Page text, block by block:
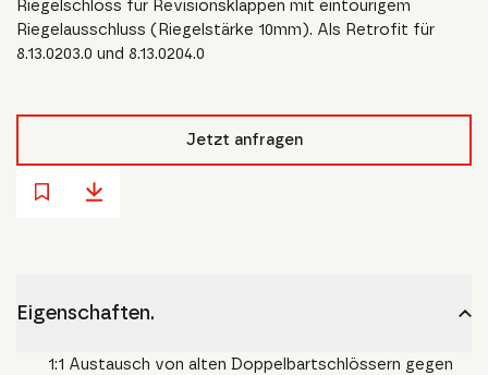
Riegelschloss für Revisionsklappen mit eintourigem
Riegelausschluss (Riegelstärke 10mm). Als Retrofit für
8.13.0203.0 und 8.13.0204.0
Jetzt anfragen
Eigenschaften.
1:1 Austausch von alten Doppelbartschlössern gegen